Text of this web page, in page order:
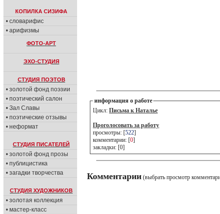
КОПИЛКА СИЗИФА
• словарифис
• арифизмы
ФОТО-АРТ
ЭХО-СТУДИЯ
СТУДИЯ ПОЭТОВ
• золотой фонд поэзии
• поэтический салон
• Зал Славы
• поэтические отзывы
• неформат
СТУДИЯ ПИСАТЕЛЕЙ
• золотой фонд прозы
• публицистика
• загадки творчества
СТУДИЯ ХУДОЖНИКОВ
• золотая коллекция
• мастер-класс
информация о работе
Цикл:Письма к Наталье
Проголосовать за работу
просмотры: [522]
комментарии: [0]
закладки: [0]
Комментарии (выбрать просмотр